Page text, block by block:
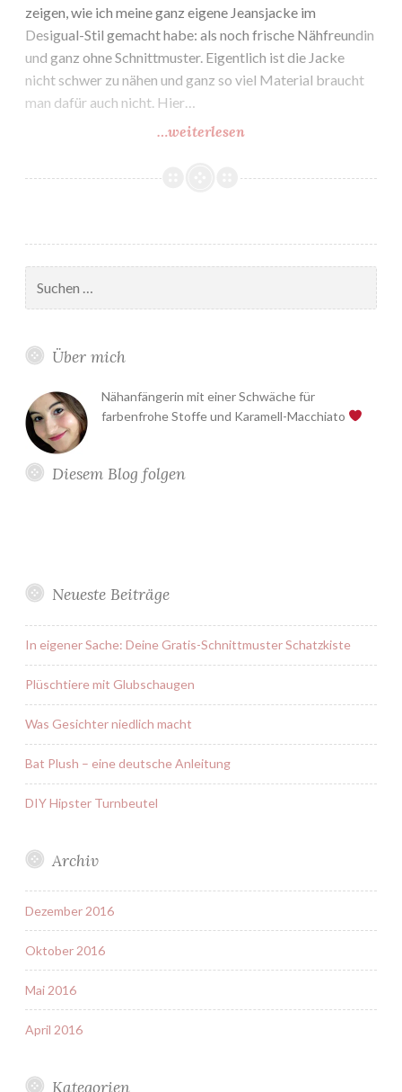
zeigen, wie ich meine ganz eigene Jeansjacke im
Desigual-Stil gemacht habe: als noch frische Nähfreundin
und ganz ohne Schnittmuster. Eigentlich ist die Jacke
nicht schwer zu nähen und ganz so viel Material braucht
man dafür auch nicht. Hier…
…weiterlesen
Desigual-
nach:
Über mich
Nähanfängerin mit einer Schwäche für
farbenfrohe Stoffe und Karamell-Macchiato
Diesem Blog folgen
Neueste Beiträge
In eigener Sache: Deine Gratis-Schnittmuster Schatzkiste
Plüschtiere mit Glubschaugen
Was Gesichter niedlich macht
Bat Plush – eine deutsche Anleitung
DIY Hipster Turnbeutel
Archiv
Dezember 2016
Oktober 2016
Mai 2016
April 2016
Kategorien